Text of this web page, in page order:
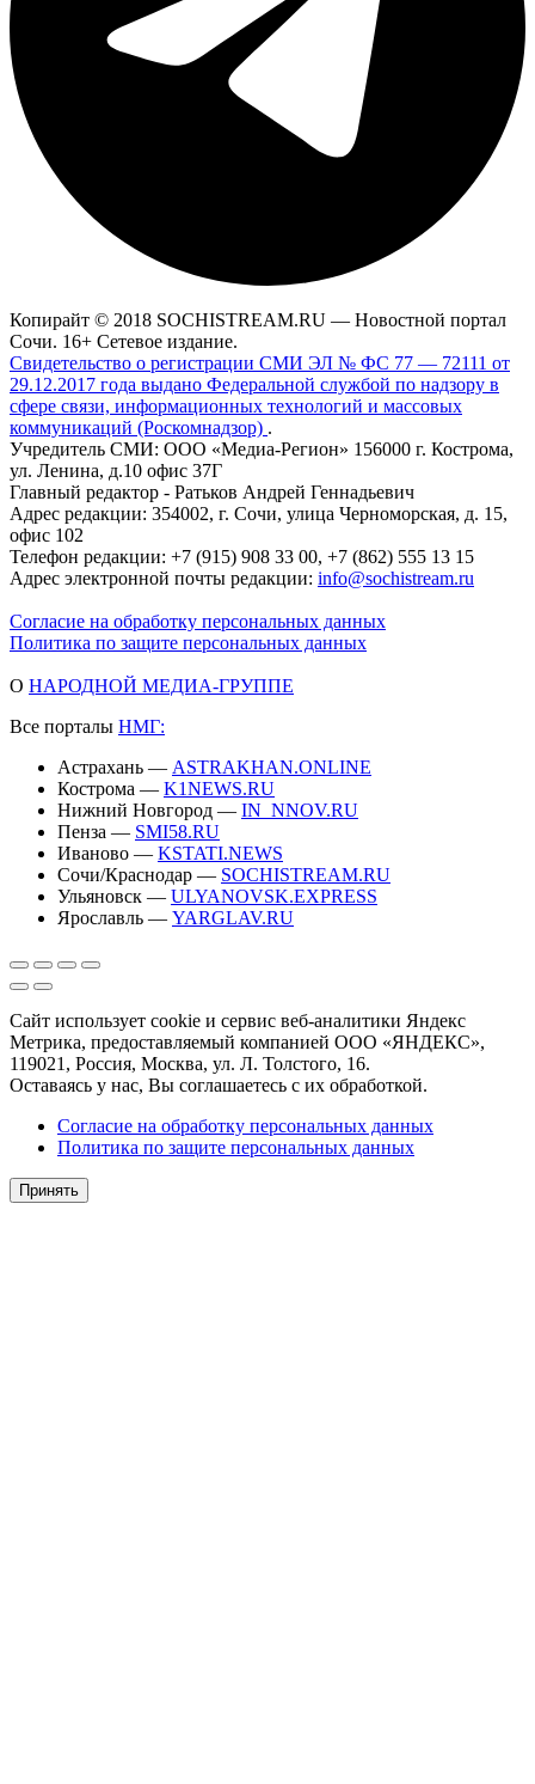
Копирайт © 2018 SOCHISTREAM.RU — Новостной портал
Сочи. 16+ Сетевое издание.
Свидетельство о регистрации СМИ ЭЛ № ФС 77 — 72111 от
29.12.2017 года выдано Федеральной службой по надзору в
сфере связи, информационных технологий и массовых
коммуникаций (Роскомнадзор) .
Учредитель СМИ: ООО «Медиа-Регион» 156000 г. Кострома,
ул. Ленина, д.10 офис 37Г
Главный редактор - Ратьков Андрей Геннадьевич
Адрес редакции: 354002, г. Сочи, улица Черноморская, д. 15,
офис 102
Телефон редакции: +7 (915) 908 33 00, +7 (862) 555 13 15
Адрес электронной почты редакции: info@sochistream.ru
Согласие на обработку персональных данных
Политика по защите персональных данных
О НАРОДНОЙ МЕДИА-ГРУППЕ
Все порталы НМГ:
Астрахань — ASTRAKHAN.ONLINE
Кострома — K1NEWS.RU
Нижний Новгород — IN_NNOV.RU
Пенза — SMI58.RU
Иваново — KSTATI.NEWS
Сочи/Краснодар — SOCHISTREAM.RU
Ульяновск — ULYANOVSK.EXPRESS
Ярославль — YARGLAV.RU
Сайт использует cookie и сервис веб-аналитики Яндекс
Метрика, предоставляемый компанией ООО «ЯНДЕКС»,
119021, Россия, Москва, ул. Л. Толстого, 16.
Оставаясь у нас, Вы соглашаетесь с их обработкой.
Согласие на обработку персональных данных
Политика по защите персональных данных
Принять